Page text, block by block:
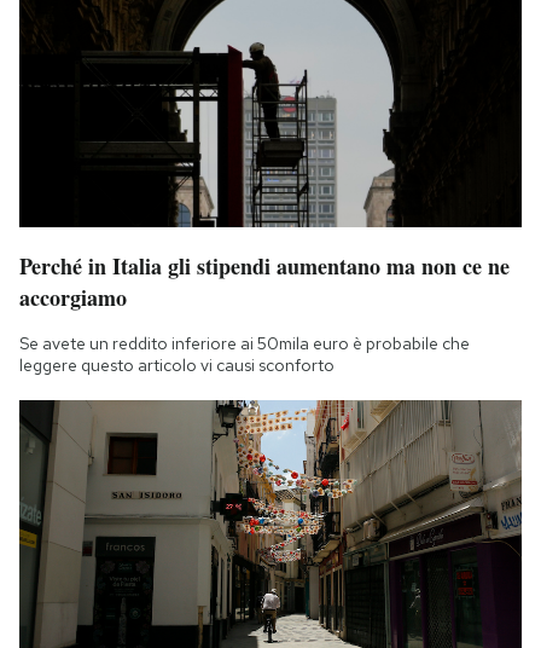
Perché in Italia gli stipendi aumentano ma non ce ne
accorgiamo
Se avete un reddito inferiore ai 50mila euro è probabile che
leggere questo articolo vi causi sconforto